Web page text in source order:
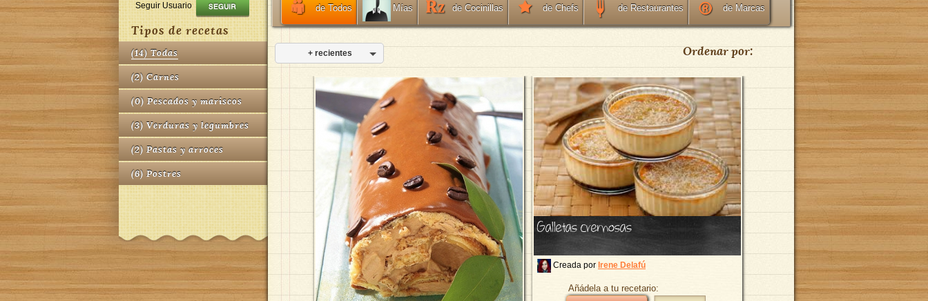
Seguir Usuario
Tipos de recetas
(14) Todas
(2) Carnes
(0) Pescados y mariscos
(3) Verduras y legumbres
(2) Pastas y arroces
(6) Postres
de Todos Mías de Cocinillas de Chefs de Restaurantes de Marcas
Ordenar por:
+ recientes
Galletas cremosas
Creada por Irene Delafú
Añádela a tu recetario: